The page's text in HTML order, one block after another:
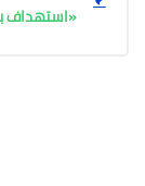
«استهداف